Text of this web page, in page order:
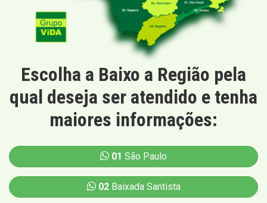
Escolha a Baixo a Região pela
qual deseja ser atendido e tenha
maiores informações:
01 São Paulo
02Baixada Santista